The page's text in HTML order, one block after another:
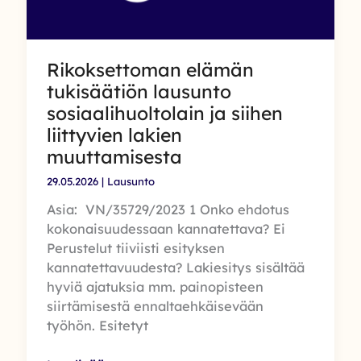
Rikoksettoman elämän
tukisäätiön lausunto
sosiaalihuoltolain ja siihen
liittyvien lakien
muuttamisesta
29.05.2026| Lausunto
Asia: VN/35729/2023 1 Onko ehdotus
kokonaisuudessaan kannatettava? Ei
Perustelut tiiviisti esityksen
kannatettavuudesta? Lakiesitys sisältää
hyviä ajatuksia mm. painopisteen
siirtämisestä ennaltaehkäisevään
työhön. Esitetyt